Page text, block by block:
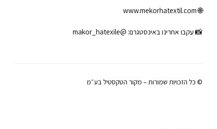
🌐
www.mekorhatextil.com
📸 עקבו אחרינו באינסטגרם: @makor_hatexile
© כל הזכויות שמורות – מקור הטקסטיל בע״מ